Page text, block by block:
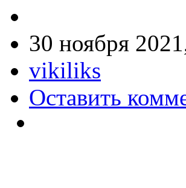
30 ноября
vikiliks
Оставить